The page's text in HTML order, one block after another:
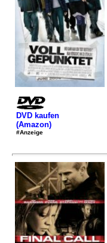
DVD kaufen
(Amazon)
#Anzeige